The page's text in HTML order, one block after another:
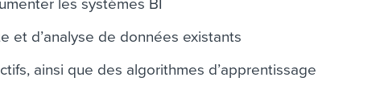
les systèmes BI
et d’analyse de données existants
ainsi que des algorithmes d’apprentissage